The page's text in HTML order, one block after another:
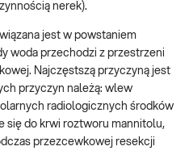
nerek).
jest w powstaniem
woda przechodzi z przestrzeni
Najczęstszą przyczyną jest
przyczyn należą: wlew
radiologicznych środków
się do krwi roztworu mannitolu,
przezcewkowej resekcji